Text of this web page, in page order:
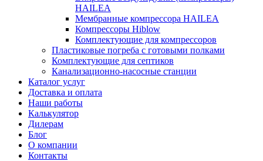
HAILEA
Мембранные компрессора HAILEA
Компрессоры Hiblow
Комплектующие для компрессоров
Пластиковые погреба с готовыми полками
Комплектующие для септиков
Канализационно-насосные станции
Каталог услуг
Доставка и оплата
Наши работы
Калькулятор
Дилерам
Блог
О компании
Контакты